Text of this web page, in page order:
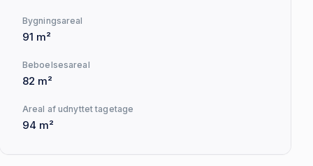
Bygningsareal
91 m²
Beboelsesareal
82 m²
Areal af udnyttet tagetage
94 m²